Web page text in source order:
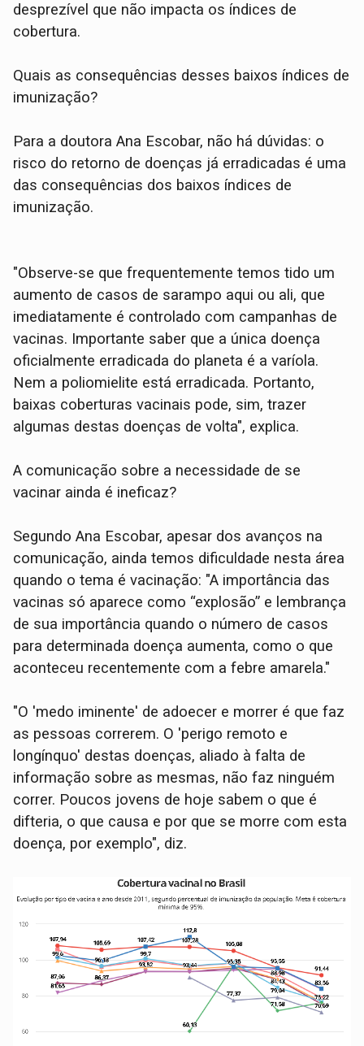
desprezível que não impacta os índices de
cobertura.
Quais as consequências desses baixos índices de
imunização?
Para a doutora Ana Escobar, não há dúvidas: o
risco do retorno de doenças já erradicadas é uma
das consequências dos baixos índices de
imunização.
"Observe-se que frequentemente temos tido um
aumento de casos de sarampo aqui ou ali, que
imediatamente é controlado com campanhas de
vacinas. Importante saber que a única doença
oficialmente erradicada do planeta é a varíola.
Nem a poliomielite está erradicada. Portanto,
baixas coberturas vacinais pode, sim, trazer
algumas destas doenças de volta", explica.
A comunicação sobre a necessidade de se
vacinar ainda é ineficaz?
Segundo Ana Escobar, apesar dos avanços na
comunicação, ainda temos dificuldade nesta área
quando o tema é vacinação: "A importância das
vacinas só aparece como “explosão” e lembrança
de sua importância quando o número de casos
para determinada doença aumenta, como o que
aconteceu recentemente com a febre amarela."
"O 'medo iminente' de adoecer e morrer é que faz
as pessoas correrem. O 'perigo remoto e
longínquo' destas doenças, aliado à falta de
informação sobre as mesmas, não faz ninguém
correr. Poucos jovens de hoje sabem o que é
difteria, o que causa e por que se morre com esta
doença, por exemplo", diz.